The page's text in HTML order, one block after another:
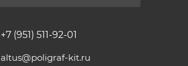
+7 (951) 511-92-01
altus@poligraf-kit.ru